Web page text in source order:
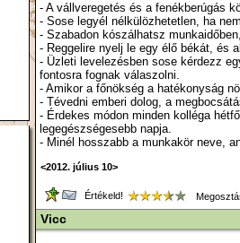
- A vállveregetés és a fenékberúgás
- Sose legyél nélkülözhetetlen, ha
- Szabadon kószálhatsz
- Reggelire nyelj le egy élő békát, és
- Üzleti levelezésben sose kérdezz
fontosra fognak válaszolni.
- Amikor a főnökség a hatékonyság
- Tévedni emberi dolog, a
- Érdekes módon minden kolléga
legegészségesebb napja.
- Minél hosszabb a munkakör neve,
<2012. július 10>
Értékeld!
Vicc